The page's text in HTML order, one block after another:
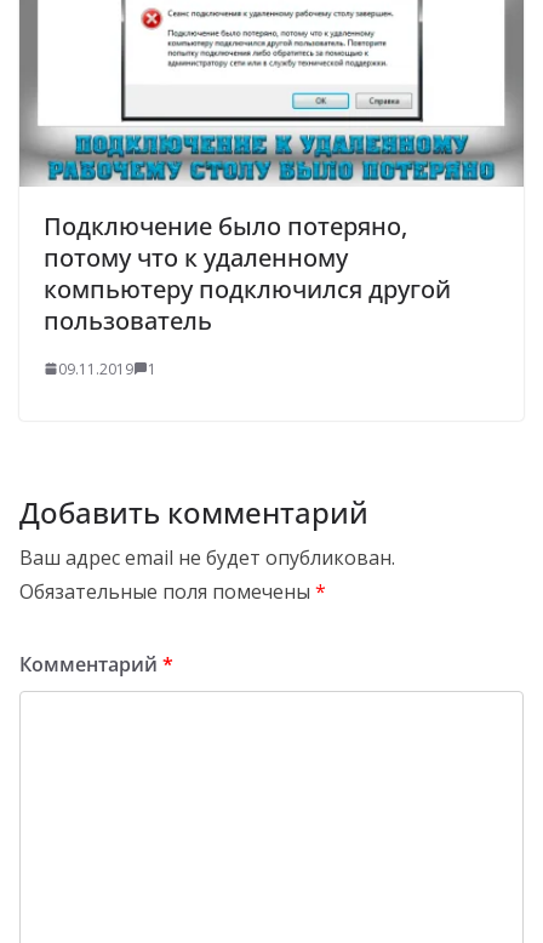
Подключение было потеряно,
потому что к удаленному
компьютеру подключился другой
пользователь
09.11.2019 1
Добавить комментарий
Ваш адрес email не будет опубликован.
Обязательные поля помечены *
Комментарий *